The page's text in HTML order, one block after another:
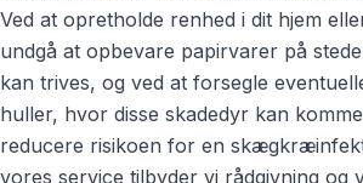
Ved at opretholde renhed i dit hjem
undgå at opbevare papirvarer på
kan trives, og ved at forsegle
huller, hvor disse skadedyr kan
reducere risikoen for en
vores service tilbyder vi rådgivning og